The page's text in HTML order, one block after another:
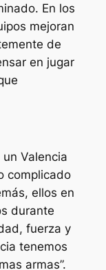
En los
mejoran
de
en jugar
Valencia
complicado
ellos en
durante
fuerza y
tenemos
armas”.